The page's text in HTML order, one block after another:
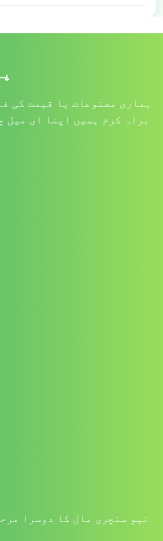
ہماری مصنوعات یا قیمت کی
نیو سنچری مال کا دوسرا